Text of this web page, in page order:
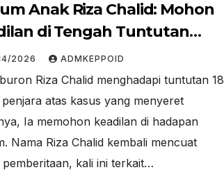
Anak Riza Chalid: Mohon
di Tengah Tuntutan
2026 ADMKEPPOID
Riza Chalid menghadapi tuntutan 18
atas kasus yang menyeret
Ia memohon keadilan di hadapan
Nama Riza Chalid kembali mencuat
pemberitaan, kali ini terkait…